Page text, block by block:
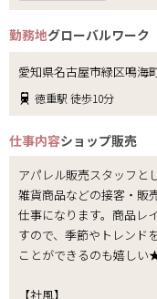
勤務地グローバルワー
愛知県名古屋市緑区鳴海
徳重駅 徒歩10分
仕事内容ショップ販売
アパレル販売スタッフと
雑貨商品などの接客・販
仕事になります。商品レ
すので、季節やトレンド
ことができるのも嬉しい
【社風】